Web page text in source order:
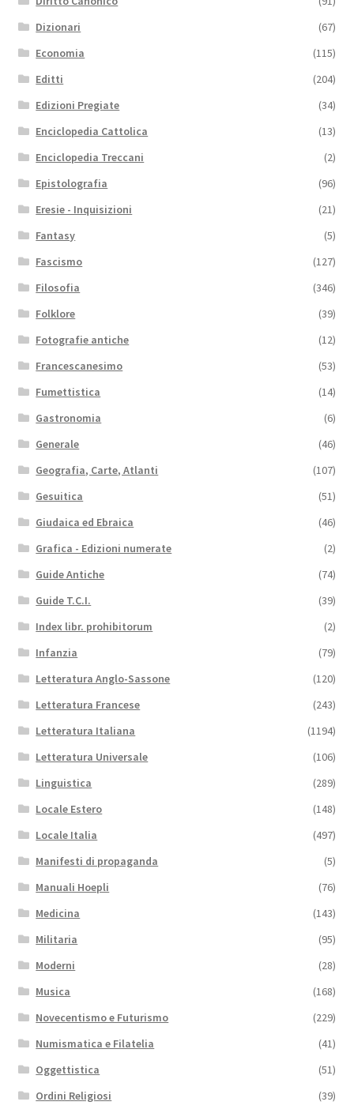
Dizionari
(67)
Economia
(115)
Editti
(204)
Edizioni Pregiate
(34)
Enciclopedia Cattolica
(13)
Enciclopedia Treccani
(2)
Epistolografia
(96)
Eresie - Inquisizioni
(21)
Fantasy
(5)
Fascismo
(127)
Filosofia
(346)
Folklore
(39)
Fotografie antiche
(12)
Francescanesimo
(53)
Fumettistica
(14)
Gastronomia
(6)
Generale
(46)
Geografia, Carte, Atlanti
(107)
Gesuitica
(51)
Giudaica ed Ebraica
(46)
Grafica - Edizioni numerate
(2)
Guide Antiche
(74)
Guide T.C.I.
(39)
Index libr. prohibitorum
(2)
Infanzia
(79)
Letteratura Anglo-Sassone
(120)
Letteratura Francese
(243)
Letteratura Italiana
(1194)
Letteratura Universale
(106)
Linguistica
(289)
Locale Estero
(148)
Locale Italia
(497)
Manifesti di propaganda
(5)
Manuali Hoepli
(76)
Medicina
(143)
Militaria
(95)
Moderni
(28)
Musica
(168)
Novecentismo e Futurismo
(229)
Numismatica e Filatelia
(41)
Oggettistica
(51)
Ordini Religiosi
(39)